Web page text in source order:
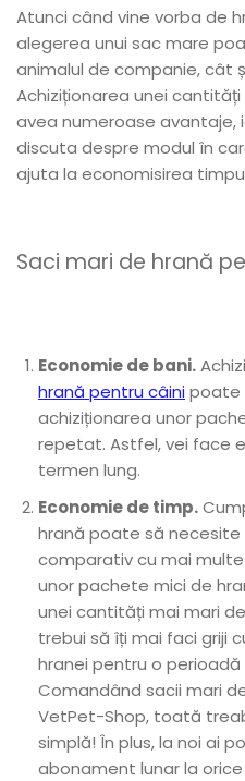
ACCESORII
TRIXIE
JUCARII
HĂINUȚE
Perie
Atunci când vine vorba de
alegerea unui sac mare
animalul de companie, cât
Achiziționarea unei
avea numeroase avantaje,
discuta despre modul în
ajuta la economisirea
Saci mari de hrană
Economie de bani.
hrană pentru câinipoate
achiziționarea unor
repetat. Astfel, vei face
termen lung.
Economie de timp.
hrană poate să necesite
comparativ cu mai
unor pachete mici de
unei cantități mai mari
trebui să îți mai faci griji
hranei pentru o
Comandând sacii mari
VetPet-Shop, toată
simplă! În plus, la noi ai
abonament lunar la